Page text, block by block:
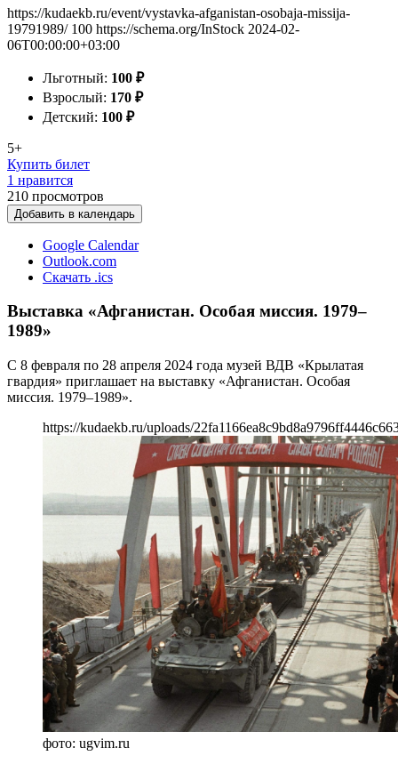
https://kudaekb.ru/event/vystavka-afganistan-osobaja-missija-
19791989/ 100 https://schema.org/InStock 2024-02-
06T00:00:00+03:00
Льготный: 100 ₽
Взрослый: 170 ₽
Детский: 100 ₽
5+
Купить билет
1 нравится
210 просмотров
Добавить в календарь
Google Calendar
Outlook.com
Скачать .ics
Выставка «Афганистан. Особая миссия. 1979–
1989»
С 8 февраля по 28 апреля 2024 года музей ВДВ «Крылатая
гвардия» приглашает на выставку «Афганистан. Особая
миссия. 1979–1989».
https://kudaekb.ru/uploads/
фото: ugvim.ru